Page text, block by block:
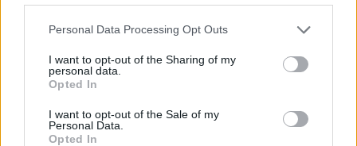
Personal Data Processing Opt Outs
I want to opt-out of the Sharing of my
personal data.
Opted In
I want to opt-out of the Sale of my
Personal Data.
Opted In